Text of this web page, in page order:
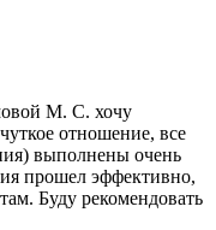
М. С. хочу
отношение, все
выполнены очень
прошел эффективно,
Буду рекомендовать